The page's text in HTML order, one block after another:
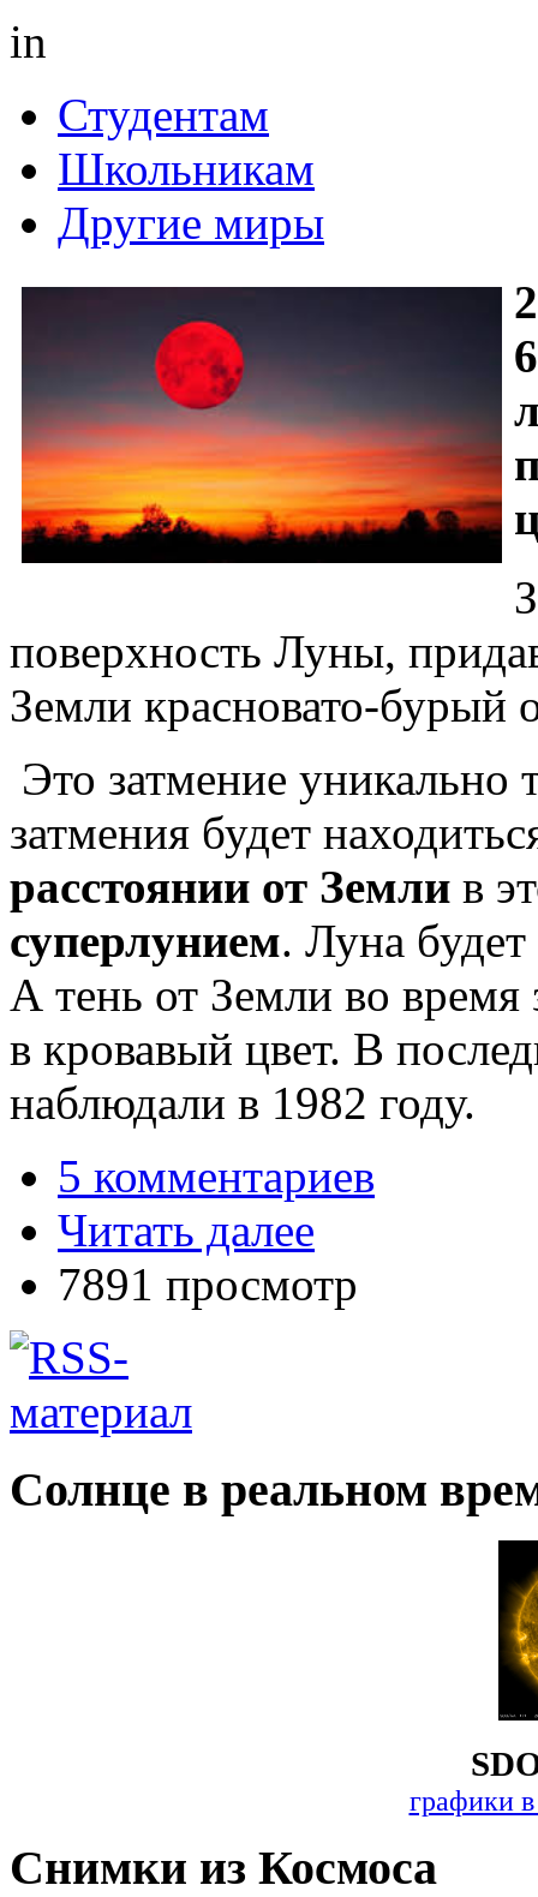
in
Студентам
Школьникам
Другие миры
поверхность Луны,
Земли красновато-бурый
Это затмение уникально
затмения будет
расстоянии от Земли в
суперлунием. Луна
А тень от Земли во время
в кровавый цвет. В
наблюдали в 1982 году.
5 комментариев
Читать далее
7891 просмотр
Солнце в реальном
графики
Снимки из Космоса